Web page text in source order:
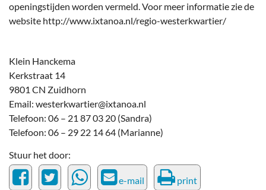
openingstijden worden vermeld. Voor meer informatie zie de
website http://www.ixtanoa.nl/regio-westerkwartier/
Klein Hanckema
Kerkstraat 14
9801 CN Zuidhorn
Email: westerkwartier@ixtanoa.nl
Telefoon: 06 – 21 87 03 20 (Sandra)
Telefoon: 06 – 29 22 14 64 (Marianne)
Stuur het door:
e-mail print